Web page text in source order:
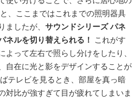
、ここまではこれまでの照明器具
ましたが、 サウンドシリーズ パネ
ネルを切り替えられる！
これがす
よって左右で照らし分けをしたり、
自在に光と影をデザインすることが
テレビを見るとき、部屋を真っ暗
対比が強すぎて目が疲れてしまいま